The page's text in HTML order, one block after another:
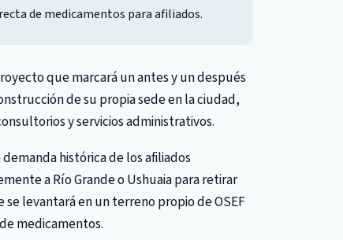
de medicamentos para afiliados.
que marcará un antes y un después
de su propia sede en la ciudad,
y servicios administrativos.
histórica de los afiliados
a Río Grande o Ushuaia para retirar
levantará en un terreno propio de OSEF
medicamentos.